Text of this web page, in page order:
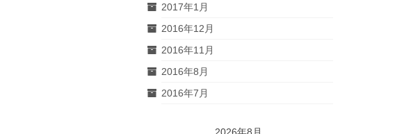
2017年1月
2016年12月
2016年11月
2016年8月
2016年7月
2026年8月